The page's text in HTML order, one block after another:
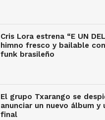
Cris Lora estrena “E UN
himno fresco y bailable
funk brasileño
El grupo Txarango se
anunciar un nuevo álbum y
final